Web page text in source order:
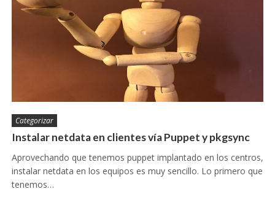
Categorizar
Instalar netdata en clientes vía Puppet y pkgsync
Aprovechando que tenemos puppet implantado en los centros,
instalar netdata en los equipos es muy sencillo. Lo primero que
tenemos…